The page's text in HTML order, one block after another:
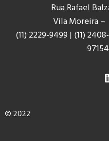
Rua Rafael
Vila Moreira –
(11) 2229-9499| (11)
9
© 2022